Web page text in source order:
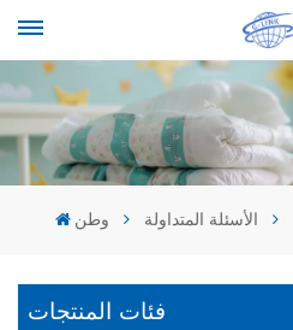
وطن الأسئلة المتداولة
فئات المنتجات